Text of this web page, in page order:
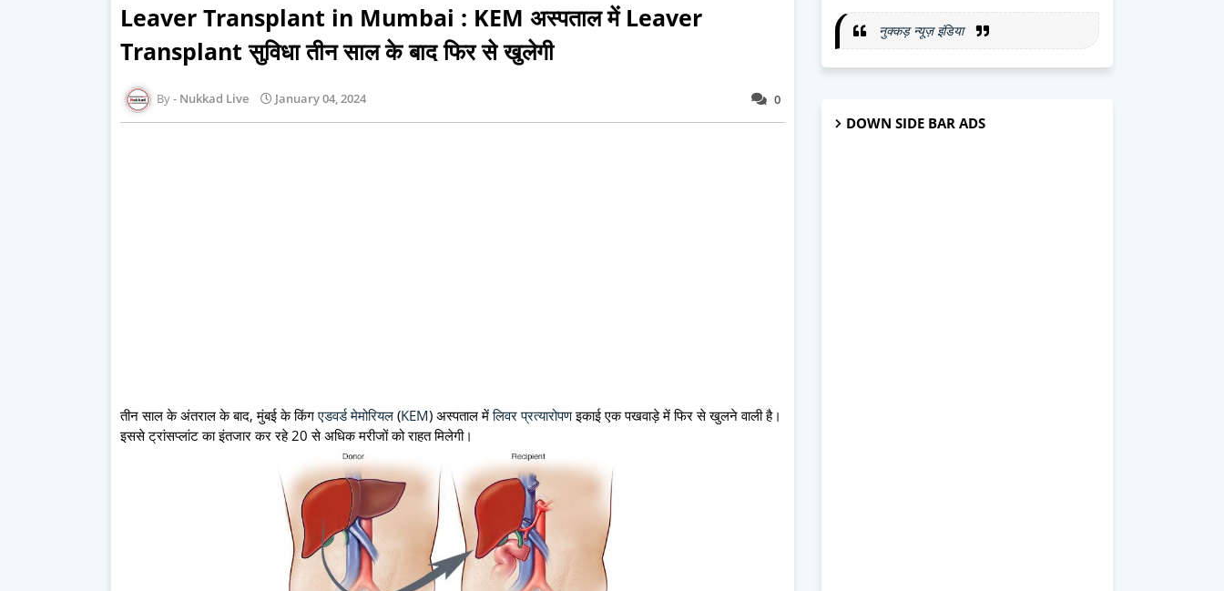
Leaver Transplant in Mumbai : KEM अस्पताल में Leaver
Transplant सुविधा तीन साल के बाद फिर से खुलेगी
0
Nukkad Live January 04, 2024
तीन साल के अंतराल के बाद, मुंबई के किंगएडवर्ड मेमोरियल (KEM) अस्पताल मेंलिवर प्रत्यारोपणइकाई एक पखवाड़े में फिर से खुलने वाली है।
इससे ट्रांसप्लांट का इंतजार कर रहे 20 से अधिक मरीजों को राहत मिलेगी।
नुक्कड़ न्यूज़ इंडिया
DOWN SIDE BAR ADS